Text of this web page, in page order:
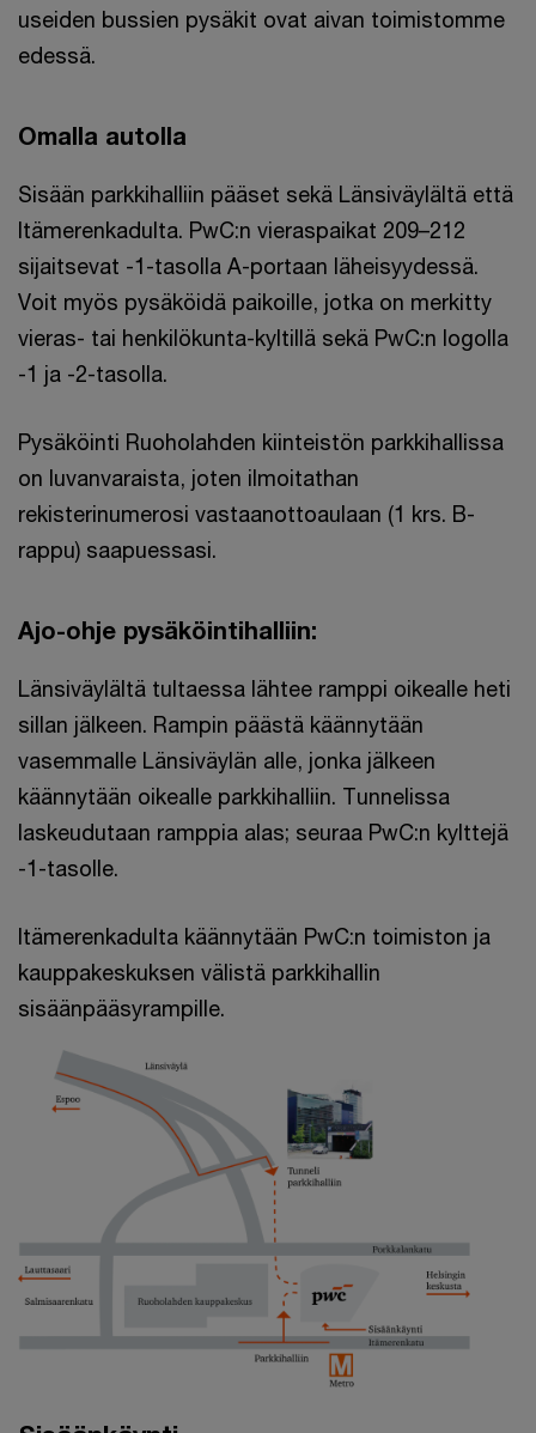
useiden bussien pysäkit ovat aivan toimistomme
edessä.
Omalla autolla
Sisään parkkihalliin pääset sekä Länsiväylältä että
Itämerenkadulta. PwC:n vieraspaikat 209–212
sijaitsevat -1-tasolla A-portaan läheisyydessä.
Voit myös pysäköidä paikoille, jotka on merkitty
vieras- tai henkilökunta-kyltillä sekä PwC:n logolla
-1 ja -2-tasolla.
Pysäköinti Ruoholahden kiinteistön parkkihallissa
on luvanvaraista, joten ilmoitathan
rekisterinumerosi vastaanottoaulaan (1 krs. B-
rappu) saapuessasi.
Ajo-ohje pysäköintihalliin:
Länsiväylältä tultaessa lähtee ramppi oikealle heti
sillan jälkeen. Rampin päästä käännytään
vasemmalle Länsiväylän alle, jonka jälkeen
käännytään oikealle parkkihalliin. Tunnelissa
laskeudutaan ramppia alas; seuraa PwC:n kylttejä
-1-tasolle.
Itämerenkadulta käännytään PwC:n toimiston ja
kauppakeskuksen välistä parkkihallin
sisäänpääsyrampille.